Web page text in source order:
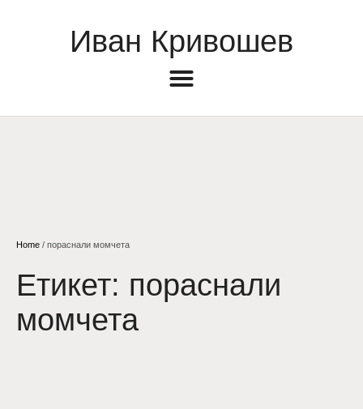
Иван Кривошев
Home / пораснали момчета
Етикет: пораснали
момчета